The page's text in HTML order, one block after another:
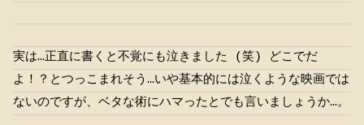
実は…正直に書くと不覚にも泣きました (笑) どこでだ
よ！？とつっこまれそう…いや基本的には泣くような映画では
ないのですが、ベタな術にハマったとでも言いましょうか…。